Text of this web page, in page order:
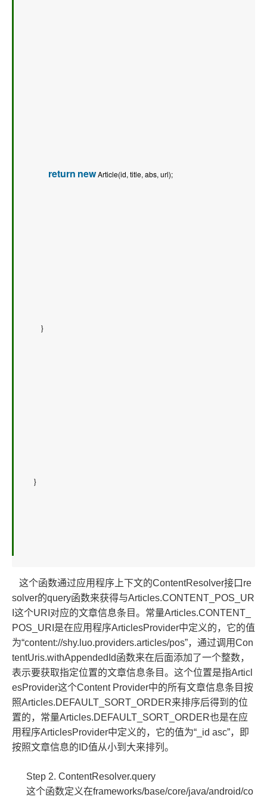
return new Article(id, title, abs, url);
}
}
这个函数通过应用程序上下文的ContentResolver接口re
solver的query函数来获得与Articles.CONTENT_POS_UR
I这个URI对应的文章信息条目。常量Articles.CONTENT_
POS_URI是在应用程序ArticlesProvider中定义的，它的值
为“content://shy.luo.providers.articles/pos”，通过调用Con
tentUris.withAppendedId函数来在后面添加了一个整数，
表示要获取指定位置的文章信息条目。这个位置是指Articl
esProvider这个Content Provider中的所有文章信息条目按
照Articles.DEFAULT_SORT_ORDER来排序后得到的位
置的，常量Articles.DEFAULT_SORT_ORDER也是在应
用程序ArticlesProvider中定义的，它的值为“_id asc”，即
按照文章信息的ID值从小到大来排列。
Step 2. ContentResolver.query
这个函数定义在frameworks/base/core/java/android/co